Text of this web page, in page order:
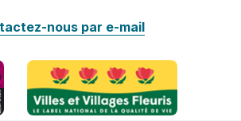
nous par e-mail